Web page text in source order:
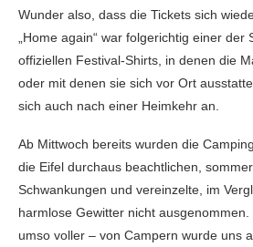
Wunder also, dass die Tickets sich
„Home again“ war folgerichtig einer der
offiziellen Festival-Shirts, in denen die
oder mit denen sie sich vor Ort
sich auch nach einer Heimkehr an.
Ab Mittwoch bereits wurden die
die Eifel durchaus beachtlichen,
Schwankungen und vereinzelte, im
harmlose Gewitter nicht
umso voller – von Campern wurde uns